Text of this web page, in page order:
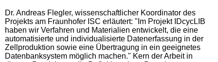
Dr. Andreas Flegler, wissenschaftlicher Koordinator des
Projekts am Fraunhofer ISC erläutert: "Im Projekt IDcycLIB
haben wir Verfahren und Materialien entwickelt, die eine
automatisierte und individualisierte Datenerfassung in der
Zellproduktion sowie eine Übertragung in ein geeignetes
Datenbanksystem möglich machen." Kern der Arbeit in